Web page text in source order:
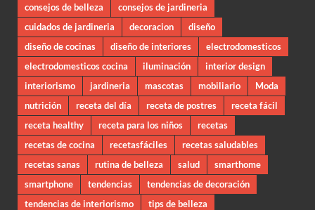
consejos de belleza
consejos de jardineria
cuidados de jardineria
decoracion
diseño
diseño de cocinas
diseño de interiores
electrodomesticos
electrodomesticos cocina
iluminación
interior design
interiorismo
jardineria mascotas mobiliario
Moda
nutrición
receta del día receta de postres
receta fácil
receta healthy
receta para los niños
recetas
recetas de cocina
recetasfáciles
recetas saludables
recetas sanas
rutina de belleza salud
smarthome
smartphone
tendencias
tendencias de decoración
tendencias de interiorismo
tips de belleza